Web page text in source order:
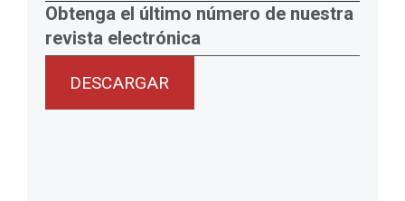
Obtenga el último número de nuestra
revista electrónica
DESCARGAR